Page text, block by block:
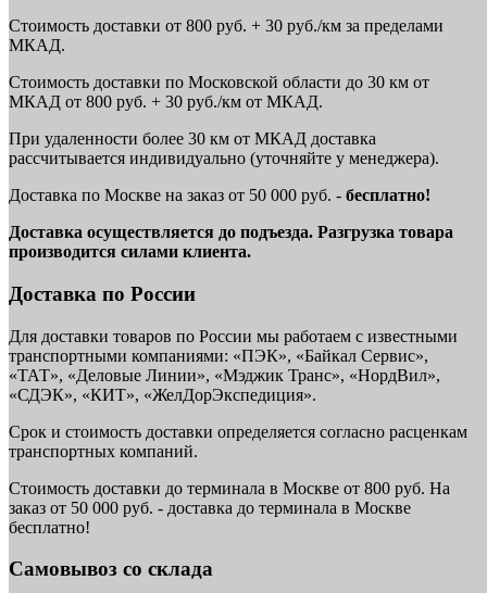
Стоимость доставки от 800 руб. + 30 руб./км за пределами
МКАД.
Стоимость доставки по Московской области до 30 км от
МКАД от 800 руб. + 30 руб./км от МКАД.
При удаленности более 30 км от МКАД доставка
рассчитывается индивидуально (уточняйте у менеджера).
Доставка по Москве на заказ от 50 000 руб. - бесплатно!
Доставка осуществляется до подъезда. Разгрузка товара
производится силами клиента.
Доставка по России
Для доставки товаров по России мы работаем с известными
транспортными компаниями: «ПЭК», «Байкал Сервис»,
«ТАТ», «Деловые Линии», «Мэджик Транс», «НордВил»,
«СДЭК», «КИТ», «ЖелДорЭкспедиция».
Срок и стоимость доставки определяется согласно расценкам
транспортных компаний.
Стоимость доставки до терминала в Москве от 800 руб. На
заказ от 50 000 руб. - доставка до терминала в Москве
бесплатно!
Самовывоз со склада